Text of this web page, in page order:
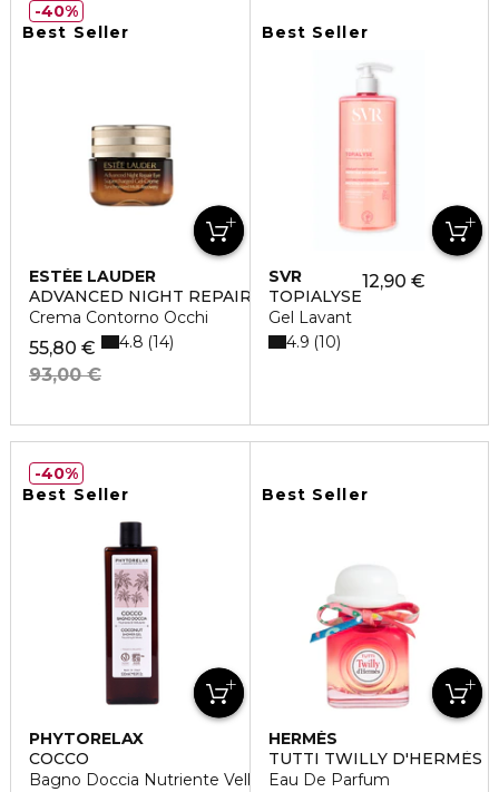
Best Seller
ESTÉE LAUDER
ADVANCED NIGHT REPAIR EYE GEL CREAM
Crema Contorno Occhi
55,80 €
93,00 €
4.8 14
40%
Best Seller
SVR
TOPIALYSE
Gel Lavant
12,90 €
4.9 10
Best Seller
PHYTORELAX
COCCO
Bagno Doccia Nutriente Vellutante
40%
Best Seller
HERMÈS
TUTTI TWILLY D'HERMÈS
Eau De Parfum